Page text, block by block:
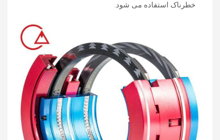
خطرناک استفاده می شود.